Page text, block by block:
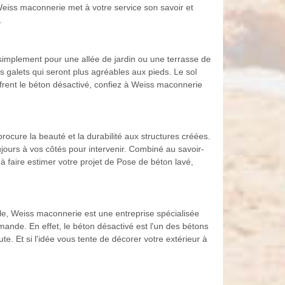
maconnerie met à votre service son savoir et
pour une allée de jardin ou une terrasse de
galets qui seront plus agréables aux pieds. Le sol
le béton désactivé, confiez à Weiss maconnerie
la beauté et la durabilité aux structures créées.
à vos côtés pour intervenir. Combiné au savoir-
faire estimer votre projet de Pose de béton lavé,
Weiss maconnerie est une entreprise spécialisée
En effet, le béton désactivé est l'un des bétons
Et si l'idée vous tente de décorer votre extérieur à